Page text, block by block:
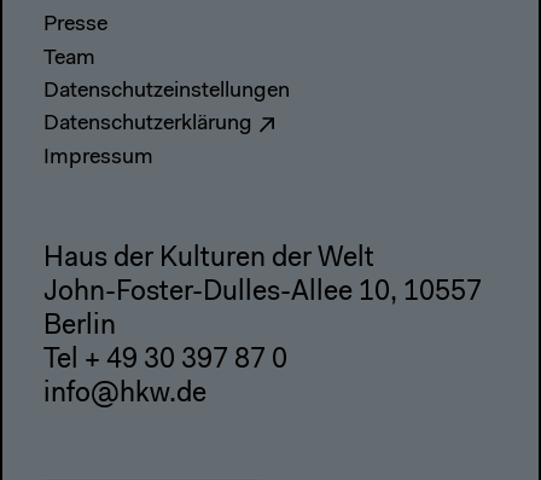
Presse
Team
Datenschutzeinstellungen
Datenschutzerklärung
Impressum
Haus der Kulturen der Welt
John-Foster-Dulles-Allee 10, 10557
Berlin
Tel + 49 30 397 87 0
info@hkw.de